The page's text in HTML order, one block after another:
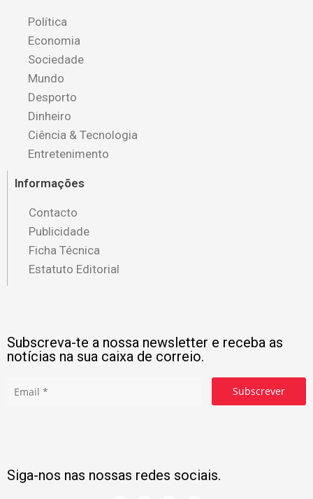
Política
Economia
Sociedade
Mundo
Desporto
Dinheiro
Ciência & Tecnologia
Entretenimento
Informações
Contacto
Publicidade
Ficha Técnica
Estatuto Editorial
Subscreva-te a nossa newsletter e receba as
notícias na sua caixa de correio.
Subscrever
Siga-nos nas nossas redes sociais.